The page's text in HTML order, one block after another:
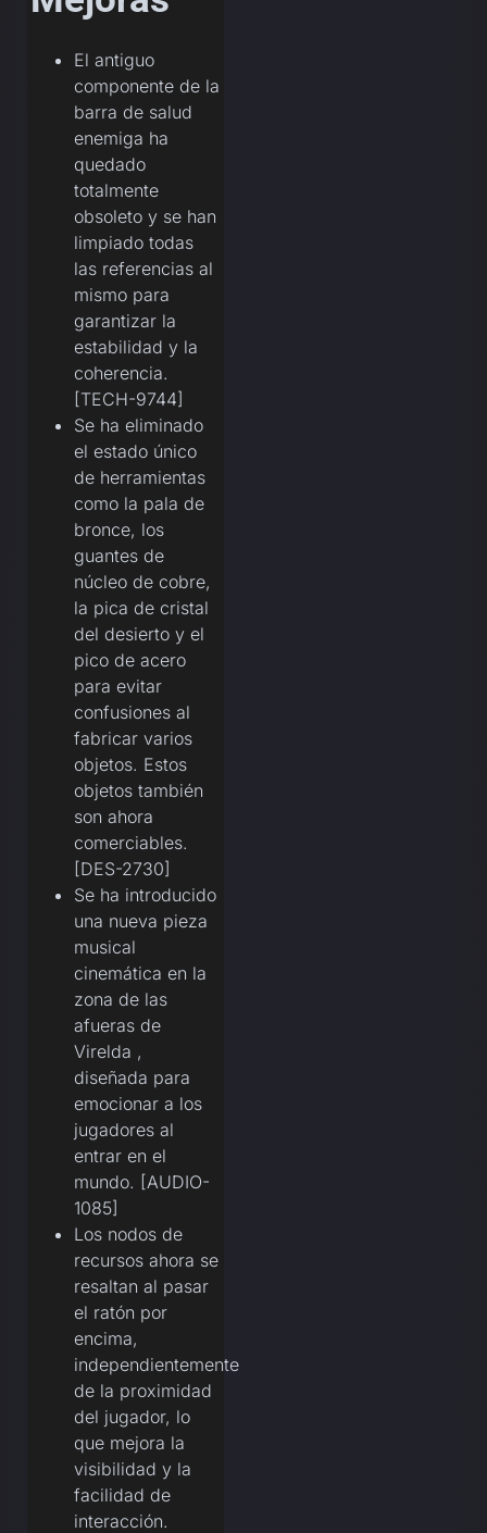
El antiguo
componente de la
barra de salud
enemiga ha
quedado
totalmente
obsoleto y se han
limpiado todas
las referencias al
mismo para
garantizar la
estabilidad y la
coherencia.
[TECH-9744]
Se ha eliminado
el estado único
de herramientas
como la pala de
bronce, los
guantes de
núcleo de cobre,
la pica de cristal
del desierto y el
pico de acero
para evitar
confusiones al
fabricar varios
objetos. Estos
objetos también
son ahora
comerciables.
[DES-2730]
Se ha introducido
una nueva pieza
musical
cinemática en la
zona de las
afueras de
Virelda ,
diseñada para
emocionar a los
jugadores al
entrar en el
mundo. [AUDIO-
1085]
Los nodos de
recursos ahora se
resaltan al pasar
el ratón por
encima,
independientemente
de la proximidad
del jugador, lo
que mejora la
visibilidad y la
facilidad de
interacción.